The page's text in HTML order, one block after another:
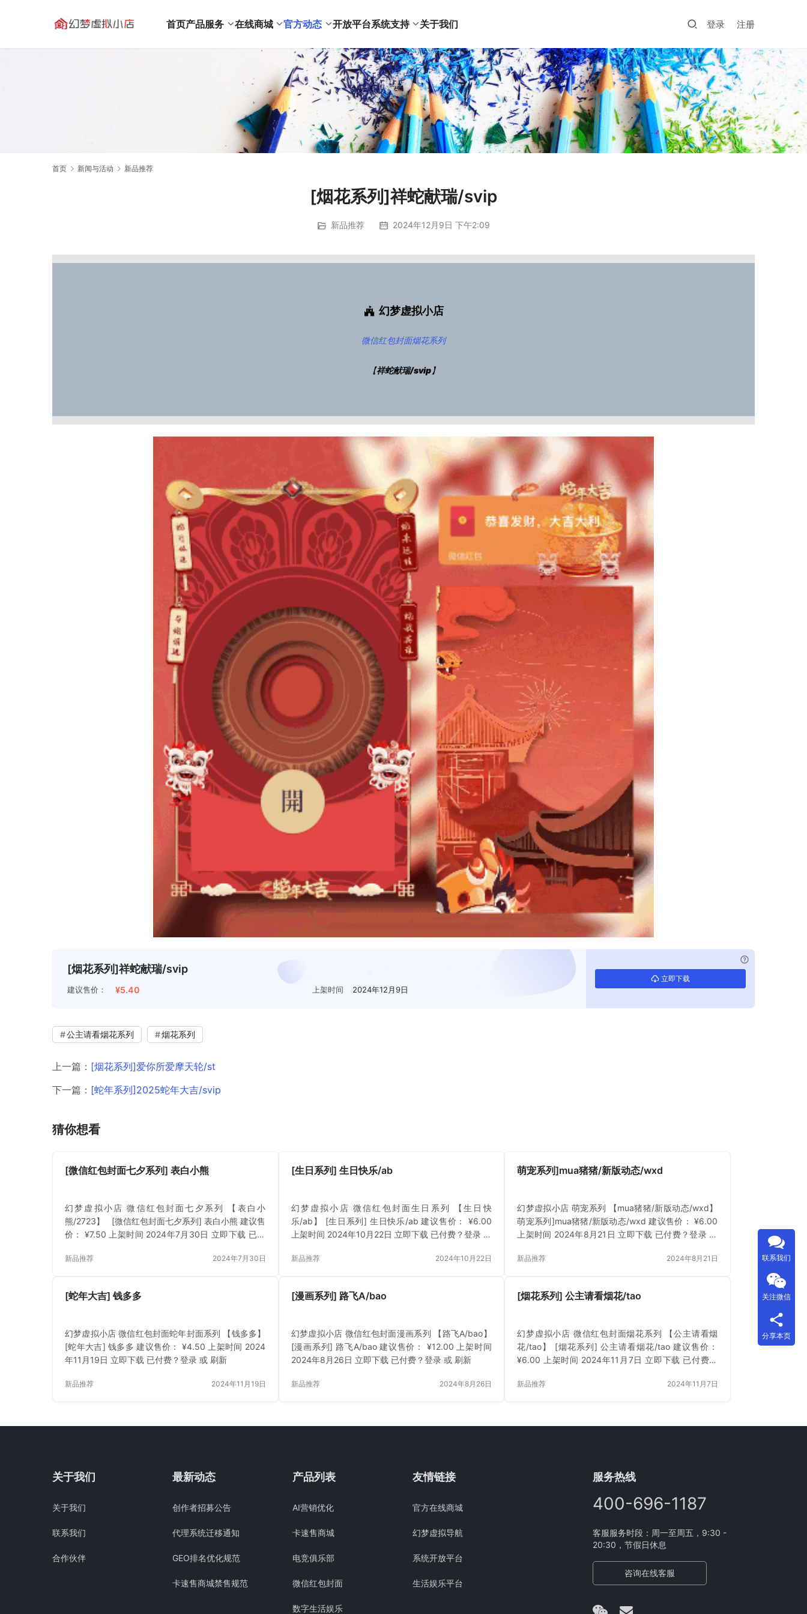
首页产品服务 在线商城 官方动态 开放平台系统支持 关于我们 登录 注册
首页 新闻与活动 新品推荐
[烟花系列]祥蛇献瑞/svip
新品推荐 2024年12月9日 下午2:09
幻梦虚拟小店
微信红包封面烟花系列
【祥蛇献瑞/svip】
[烟花系列]祥蛇献瑞/svip
建议售价： ¥5.40 上架时间 2024年12月9日
立即下载
公主请看烟花系列 烟花系列
上一篇： [烟花系列]爱你所爱摩天轮/st
下一篇： [蛇年系列]2025蛇年大吉/svip
猜你想看
[微信红包封面七夕系列] 表白小熊
幻梦虚拟小店 微信红包封面七夕系列 【表白小
熊/2723】 [微信红包封面七夕系列] 表白小熊 建议售
价： ¥7.50 上架时间 2024年7月30日 立即下载 已付
新品推荐 2024年7月30日
[生日系列] 生日快乐/ab
幻梦虚拟小店 微信红包封面生日系列 【生日快
乐/ab】 [生日系列] 生日快乐/ab 建议售价： ¥6.00
上架时间 2024年10月22日 立即下载 已付费？登录 或
新品推荐 2024年10月22日
萌宠系列]mua猪猪/新版动态/wxd
幻梦虚拟小店 萌宠系列 【mua猪猪/新版动态/wxd】
萌宠系列]mua猪猪/新版动态/wxd 建议售价： ¥6.00
上架时间 2024年8月21日 立即下载 已付费？登录 或
新品推荐 2024年8月21日
[蛇年大吉] 钱多多
幻梦虚拟小店 微信红包封面蛇年封面系列 【钱多多】
[蛇年大吉] 钱多多 建议售价： ¥4.50 上架时间 2024
年11月19日 立即下载 已付费？登录 或 刷新
新品推荐 2024年11月19日
[漫画系列] 路飞A/bao
幻梦虚拟小店 微信红包封面漫画系列 【路飞A/bao】
[漫画系列] 路飞A/bao 建议售价： ¥12.00 上架时间
2024年8月26日 立即下载 已付费？登录 或 刷新
新品推荐 2024年8月26日
[烟花系列] 公主请看烟花/tao
幻梦虚拟小店 微信红包封面烟花系列 【公主请看烟
花/tao】 [烟花系列] 公主请看烟花/tao 建议售价：
¥6.00 上架时间 2024年11月7日 立即下载 已付费？
新品推荐 2024年11月7日
关于我们
关于我们
联系我们
合作伙伴
最新动态
创作者招募公告
代理系统迁移通知
GEO排名优化规范
卡速售商城禁售规范
产品列表
AI营销优化
卡速售商城
电竞俱乐部
微信红包封面
数字生活娱乐
友情链接
官方在线商城
幻梦虚拟导航
系统开放平台
生活娱乐平台
服务热线
400-696-1187
客服服务时段：周一至周五，9:30 -
20:30，节假日休息
咨询在线客服
联系我们
关注微信
分享本页